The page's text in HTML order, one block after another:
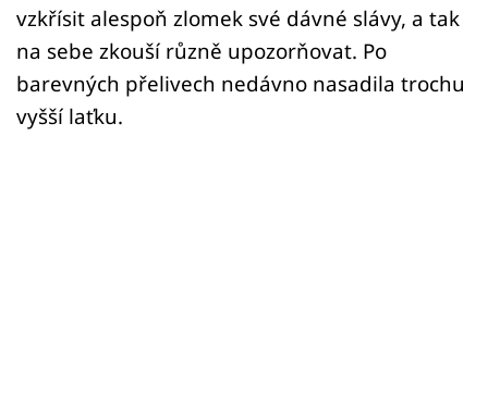
Sledujte nás
vzkřísit alespoň zlomek své dávné slávy, a tak
na sebe zkouší různě upozorňovat. Po
barevných přelivech nedávno nasadila trochu
vyšší laťku.